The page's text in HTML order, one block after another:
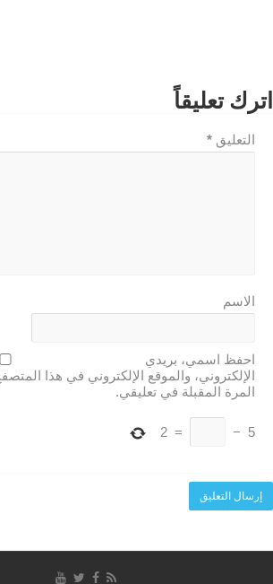
اترك تعليقاً
التعليق *
الاسم
احفظ اسمي، بريدي
الإلكتروني، والموقع الإلكتروني في هذا
المرة المقبلة في تعليقي.
5
−
=
2